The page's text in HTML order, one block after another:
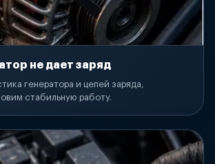
не дает заряд
генератора и цепей заряда,
стабильную работу.